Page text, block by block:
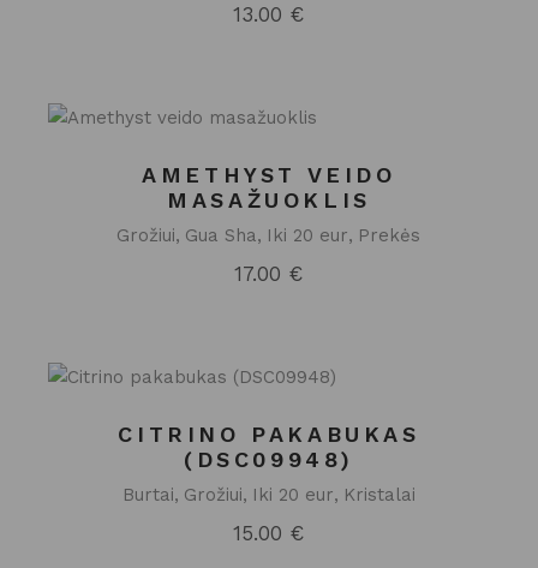
13.00 €
AMETHYST VEIDO
MASAŽUOKLIS
Grožiui Gua Sha Iki 20 eur Prekės
17.00 €
CITRINO PAKABUKAS
(DSC09948)
Burtai Grožiui Iki 20 eur Kristalai
15.00 €